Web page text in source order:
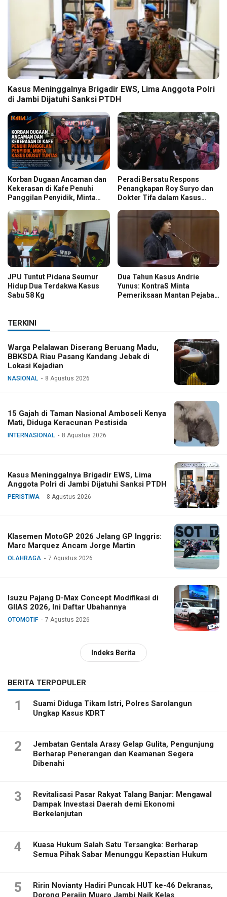
Kasus Meninggalnya Brigadir EWS, Lima Anggota Polri
di Jambi Dijatuhi Sanksi PTDH
Korban Dugaan Ancaman dan
Kekerasan di Kafe Penuhi
Panggilan Penyidik, Minta
Peradi Bersatu Respons
Penangkapan Roy Suryo dan
Dokter Tifa dalam Kasus
JPU Tuntut Pidana Seumur
Hidup Dua Terdakwa Kasus
Sabu 58 Kg
Dua Tahun Kasus Andrie
Yunus: KontraS Minta
Pemeriksaan Mantan Pejabat
TERKINI
Warga Pelalawan Diserang Beruang Madu,
BBKSDA Riau Pasang Kandang Jebak di
Lokasi Kejadian
NASIONAL 8 Agustus 2026
15 Gajah di Taman Nasional Amboseli Kenya
Mati, Diduga Keracunan Pestisida
INTERNASIONAL 8 Agustus 2026
Kasus Meninggalnya Brigadir EWS, Lima
Anggota Polri di Jambi Dijatuhi Sanksi PTDH
PERISTIWA 8 Agustus 2026
Klasemen MotoGP 2026 Jelang GP Inggris:
Marc Marquez Ancam Jorge Martin
OLAHRAGA 7 Agustus 2026
Isuzu Pajang D-Max Concept Modifikasi di
GIIAS 2026, Ini Daftar Ubahannya
OTOMOTIF 7 Agustus 2026
Indeks Berita
BERITA TERPOPULER
1
Suami Diduga Tikam Istri, Polres Sarolangun
Ungkap Kasus KDRT
2
Jembatan Gentala Arasy Gelap Gulita, Pengunjung
Berharap Penerangan dan Keamanan Segera
Dibenahi
3
Revitalisasi Pasar Rakyat Talang Banjar: Mengawal
Dampak Investasi Daerah demi Ekonomi
Berkelanjutan
4
Kuasa Hukum Salah Satu Tersangka: Berharap
Semua Pihak Sabar Menunggu Kepastian Hukum
5
Ririn Novianty Hadiri Puncak HUT ke-46 Dekranas,
Dorong Perajin Muaro Jambi Naik Kelas